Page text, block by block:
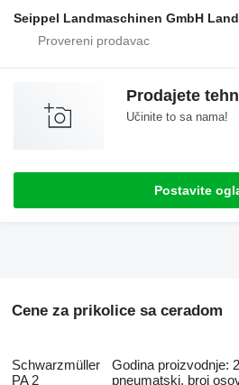
Prodajete
Učinite to sa nama!
Postavite
Cene za prikolice sa ceradom
Schwarzmüller
PA 2
Godina proizvodnje:
pneumatski, broj